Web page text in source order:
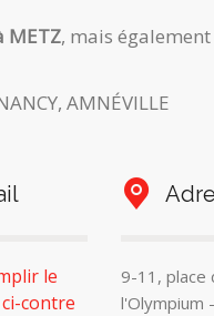
METZ, mais également
AMNÉVILLE
le
contre
9-11, place
l'Olympium